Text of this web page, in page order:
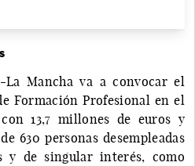
Mancha va a convocar el
Formación Profesional en el
13,7 millones de euros y
630 personas desempleadas
y de singular interés, como